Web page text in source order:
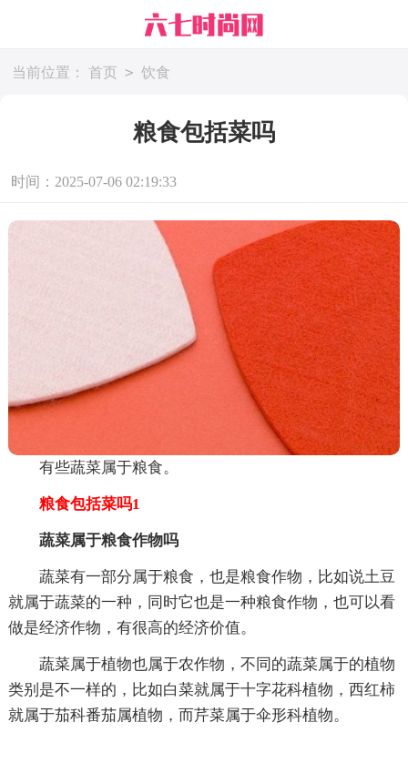
当前位置： 首页 > 饮食
粮食包括菜吗
时间：2025-07-06 02:19:33
有些蔬菜属于粮食。
粮食包括菜吗1
蔬菜属于粮食作物吗
蔬菜有一部分属于粮食，也是粮食作物，比如说土豆
就属于蔬菜的一种，同时它也是一种粮食作物，也可以看
做是经济作物，有很高的经济价值。
蔬菜属于植物也属于农作物，不同的蔬菜属于的植物
类别是不一样的，比如白菜就属于十字花科植物，西红柿
就属于茄科番茄属植物，而芹菜属于伞形科植物。